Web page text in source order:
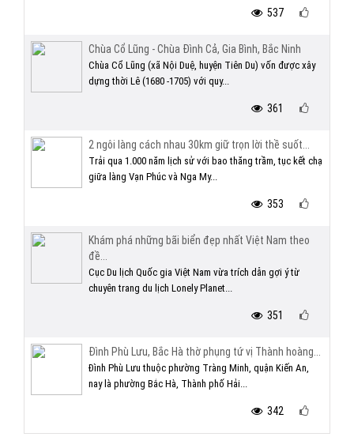
537
Chùa Cổ Lũng - Chùa Đình Cả, Gia Bình, Bắc Ninh
Chùa Cổ Lũng (xã Nội Duệ, huyện Tiên Du) vốn được xây
dựng thời Lê (1680 -1705) với quy...
361
2 ngôi làng cách nhau 30km giữ trọn lời thề suốt...
Trải qua 1.000 năm lịch sử với bao thăng trầm, tục kết chạ
giữa làng Vạn Phúc và Nga My...
353
Khám phá những bãi biển đẹp nhất Việt Nam theo
đề...
Cục Du lịch Quốc gia Việt Nam vừa trích dẫn gợi ý từ
chuyên trang du lịch Lonely Planet...
351
Đình Phù Lưu, Bắc Hà thờ phụng tứ vị Thành hoàng...
Đình Phù Lưu thuộc phường Tràng Minh, quận Kiến An,
nay là phường Bắc Hà, Thành phố Hải...
342